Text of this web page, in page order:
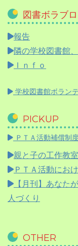
図書ボラブ
報告
隣の学校図書館
Ｉｎｆｏ
学校図書館ボラン
PICKUP
ＰＴＡ活動補償制
親と子の工作教室
ＰＴＡ活動にお
【月刊】 あなた
人づくり
OTHER